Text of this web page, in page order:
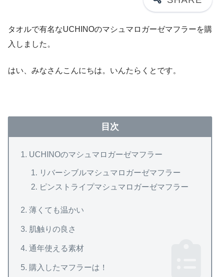
タオルで有名なUCHINOのマシュマロガーゼマフラーを購
入しました。
はい、みなさんこんにちは。いんたらくとです。
目次
UCHINOのマシュマロガーゼマフラー
リバーシブルマシュマロガーゼマフラー
ピンストライプマシュマロガーゼマフラー
薄くても温かい
肌触りの良さ
通年使える素材
購入したマフラーは！